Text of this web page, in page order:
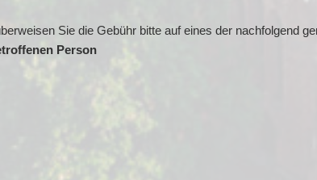
Sie die Gebühr bitte auf eines der nachfolgend
Person